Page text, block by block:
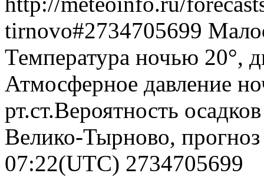
tirnovo#2734705699
Температура ночью 20°,
Атмосферное давление
рт.ст.Вероятность
Велико-Тырново,
07:22(UTC) 2734705699